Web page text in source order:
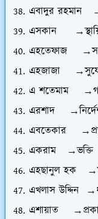
এবাদুর রহমান
এসকান
এহতেফাজ
এহজাজা
এ শতেমাম
এরশাদ
এবতেকার
একরাম →ভক্তি
এহছানুল হক
এখলাস উদ্দিন
এশায়াত